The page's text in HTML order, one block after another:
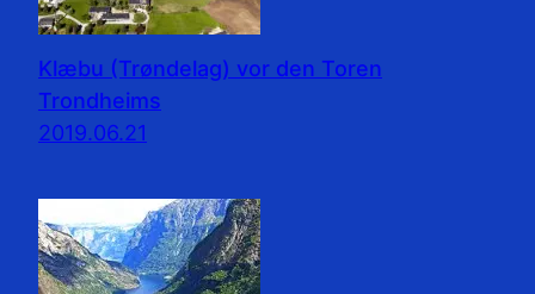
Klæbu (Trøndelag) vor den Toren
Trondheims
2019.06.21